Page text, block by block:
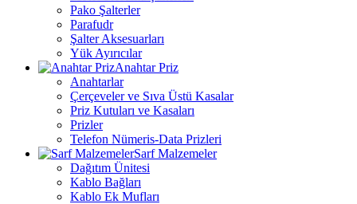
Pako Şalterler
Parafudr
Şalter Aksesuarları
Yük Ayırıcılar
Anahtar Priz
Anahtarlar
Çerçeveler ve Sıva Üstü Kasalar
Priz Kutuları ve Kasaları
Prizler
Telefon Nümeris-Data Prizleri
Sarf Malzemeler
Dağıtım Ünitesi
Kablo Bağları
Kablo Ek Mufları